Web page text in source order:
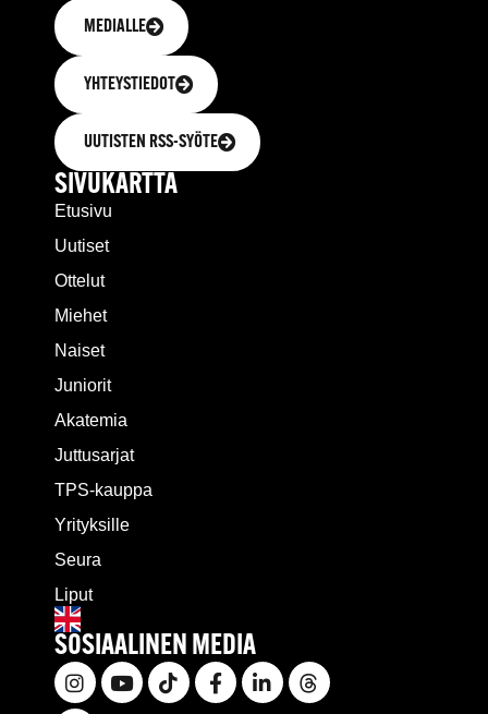
MEDIALLE
YHTEYSTIEDOT
UUTISTEN RSS-SYÖTE
SIVUKARTTA
Etusivu
Uutiset
Ottelut
Miehet
Naiset
Juniorit
Akatemia
Juttusarjat
TPS-kauppa
Yrityksille
Seura
Liput
SOSIAALINEN MEDIA